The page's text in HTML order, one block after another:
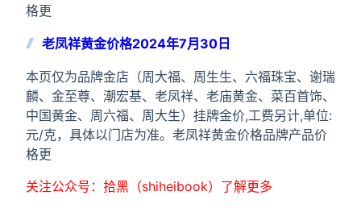
格更
老凤祥黄金价格2024年7月30日
本页仅为品牌金店（周大福、周生生、六福珠宝、谢瑞
麟、金至尊、潮宏基、老凤祥、老庙黄金、菜百首饰、
中国黄金、周六福、周大生）挂牌金价,工费另计,单位:
元/克，具体以门店为准。老凤祥黄金价格品牌产品价
格更
关注公众号：拾黑（shiheibook）了解更多